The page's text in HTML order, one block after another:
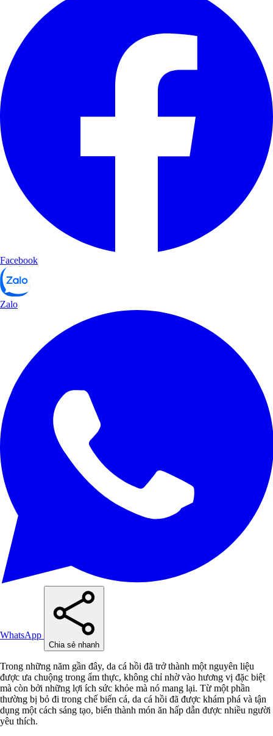
Facebook
Zalo
WhatsApp
Chia sẻ nhanh
Trong những năm gần đây, da cá hồi đã trở thành một nguyên liệu
được ưa chuộng trong ẩm thực, không chỉ nhờ vào hương vị đặc biệt
mà còn bởi những lợi ích sức khỏe mà nó mang lại. Từ một phần
thường bị bỏ đi trong chế biến cá, da cá hồi đã được khám phá và tận
dụng một cách sáng tạo, biến thành món ăn hấp dẫn được nhiều người
yêu thích.